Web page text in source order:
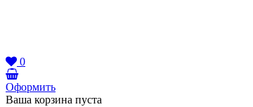
0
Оформить
Ваша корзина пуста